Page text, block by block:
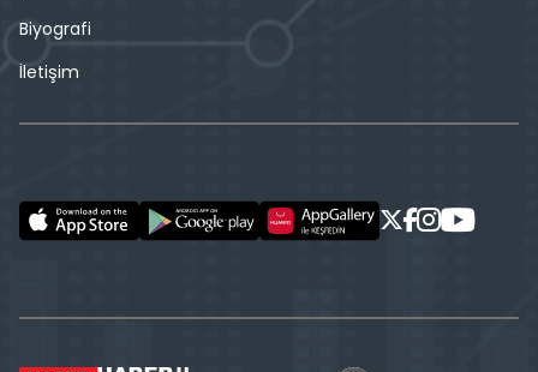
Biyografi
İletişim